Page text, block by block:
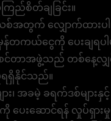
ြည်စိတ်ချခြင်း။
အတွက် လျှောက်ထားပါ
န်တကယ်ငွေကို ပေးချရပ
စင်တာအဖွဲ့သည် တစ်နေ့လျှင်
ရရှိနိုင်သည်။
း၊ အခမဲ့ ခရက်ဒစ်များနှင့်
ာကို ပေးဆောင်ရန် လှုပ်ရှား